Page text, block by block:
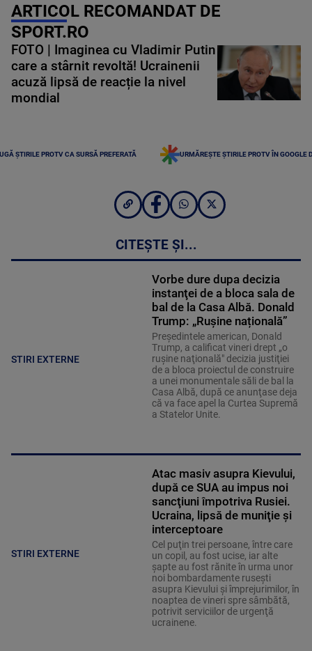
ARTICOL RECOMANDAT DE
SPORT.RO
FOTO | Imaginea cu Vladimir Putin
care a stârnit revoltă! Ucrainenii
acuză lipsă de reacție la nivel
mondial
ȘTIRILE PROTV CA SURSĂ PREFERATĂ URMĂREȘTE ȘTIRILE PROTV ÎN GOOGLE
CITEȘTE ȘI...
STIRI EXTERNE
Vorbe dure dupa decizia
instanţei de a bloca sala de
bal de la Casa Albă. Donald
Trump: „Rușine națională”
Preşedintele american, Donald
Trump, a calificat vineri drept „o
ruşine naţională" decizia justiţiei
de a bloca proiectul de construire
a unei monumentale săli de bal la
Casa Albă, după ce anunţase deja
că va face apel la Curtea Supremă
a Statelor Unite.
STIRI EXTERNE
Atac masiv asupra Kievului,
după ce SUA au impus noi
sancţiuni împotriva Rusiei.
Ucraina, lipsă de muniţie şi
interceptoare
Cel puţin trei persoane, între care
un copil, au fost ucise, iar alte
şapte au fost rănite în urma unor
noi bombardamente ruseşti
asupra Kievului şi împrejurimilor, în
noaptea de vineri spre sâmbătă,
potrivit serviciilor de urgenţă
ucrainene.